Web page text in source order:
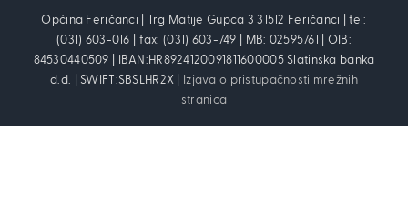
Općina Feričanci | Trg Matije Gupca 3 31512 Feričanci | tel:
(031) 603-016 | fax: (031) 603-749 | MB: 02595761 | OIB:
84530440509 | IBAN:HR8924120091811600005 Slatinska banka
d.d. | SWIFT:SBSLHR2X |
Izjava o pristupačnosti mrežnih
stranica